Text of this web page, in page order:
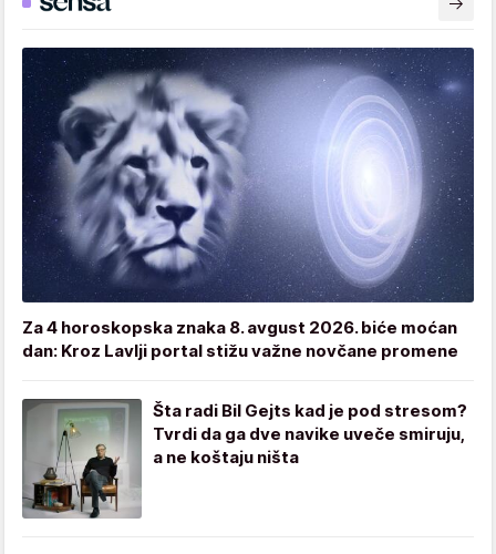
Za 4 horoskopska znaka 8. avgust 2026. biće moćan
dan: Kroz Lavlji portal stižu važne novčane promene
Šta radi Bil Gejts kad je pod stresom?
Tvrdi da ga dve navike uveče smiruju,
a ne koštaju ništa